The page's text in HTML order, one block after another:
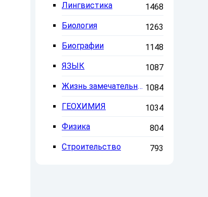
Лингвистика
1468
Биология
1263
Биографии
1148
ЯЗЫК
1087
Жизнь замечательных людей 1084
ГЕОХИМИЯ
1034
Физика
804
Строительство
793